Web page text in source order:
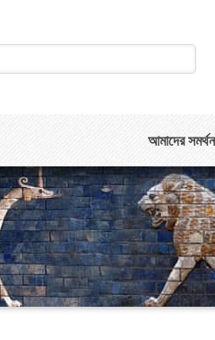
আমাদের